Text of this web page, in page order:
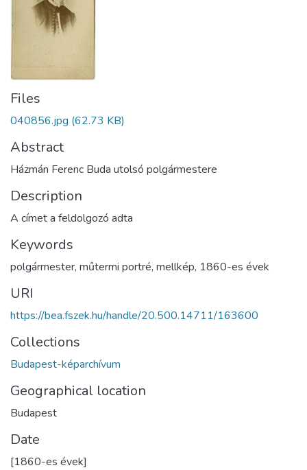
Files
040856.jpg (62.73 KB)
Abstract
Házmán Ferenc Buda utolsó polgármestere
Description
A címet a feldolgozó adta
Keywords
polgármester, műtermi portré, mellkép, 1860-es évek
URI
https://bea.fszek.hu/handle/20.500.14711/163600
Collections
Budapest-képarchívum
Geographical location
Budapest
Date
[1860-es évek]